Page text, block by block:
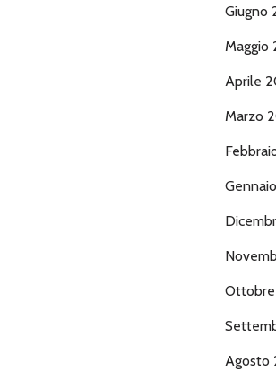
Giugno
Maggio
Aprile
Marzo
Ottobre
Agosto